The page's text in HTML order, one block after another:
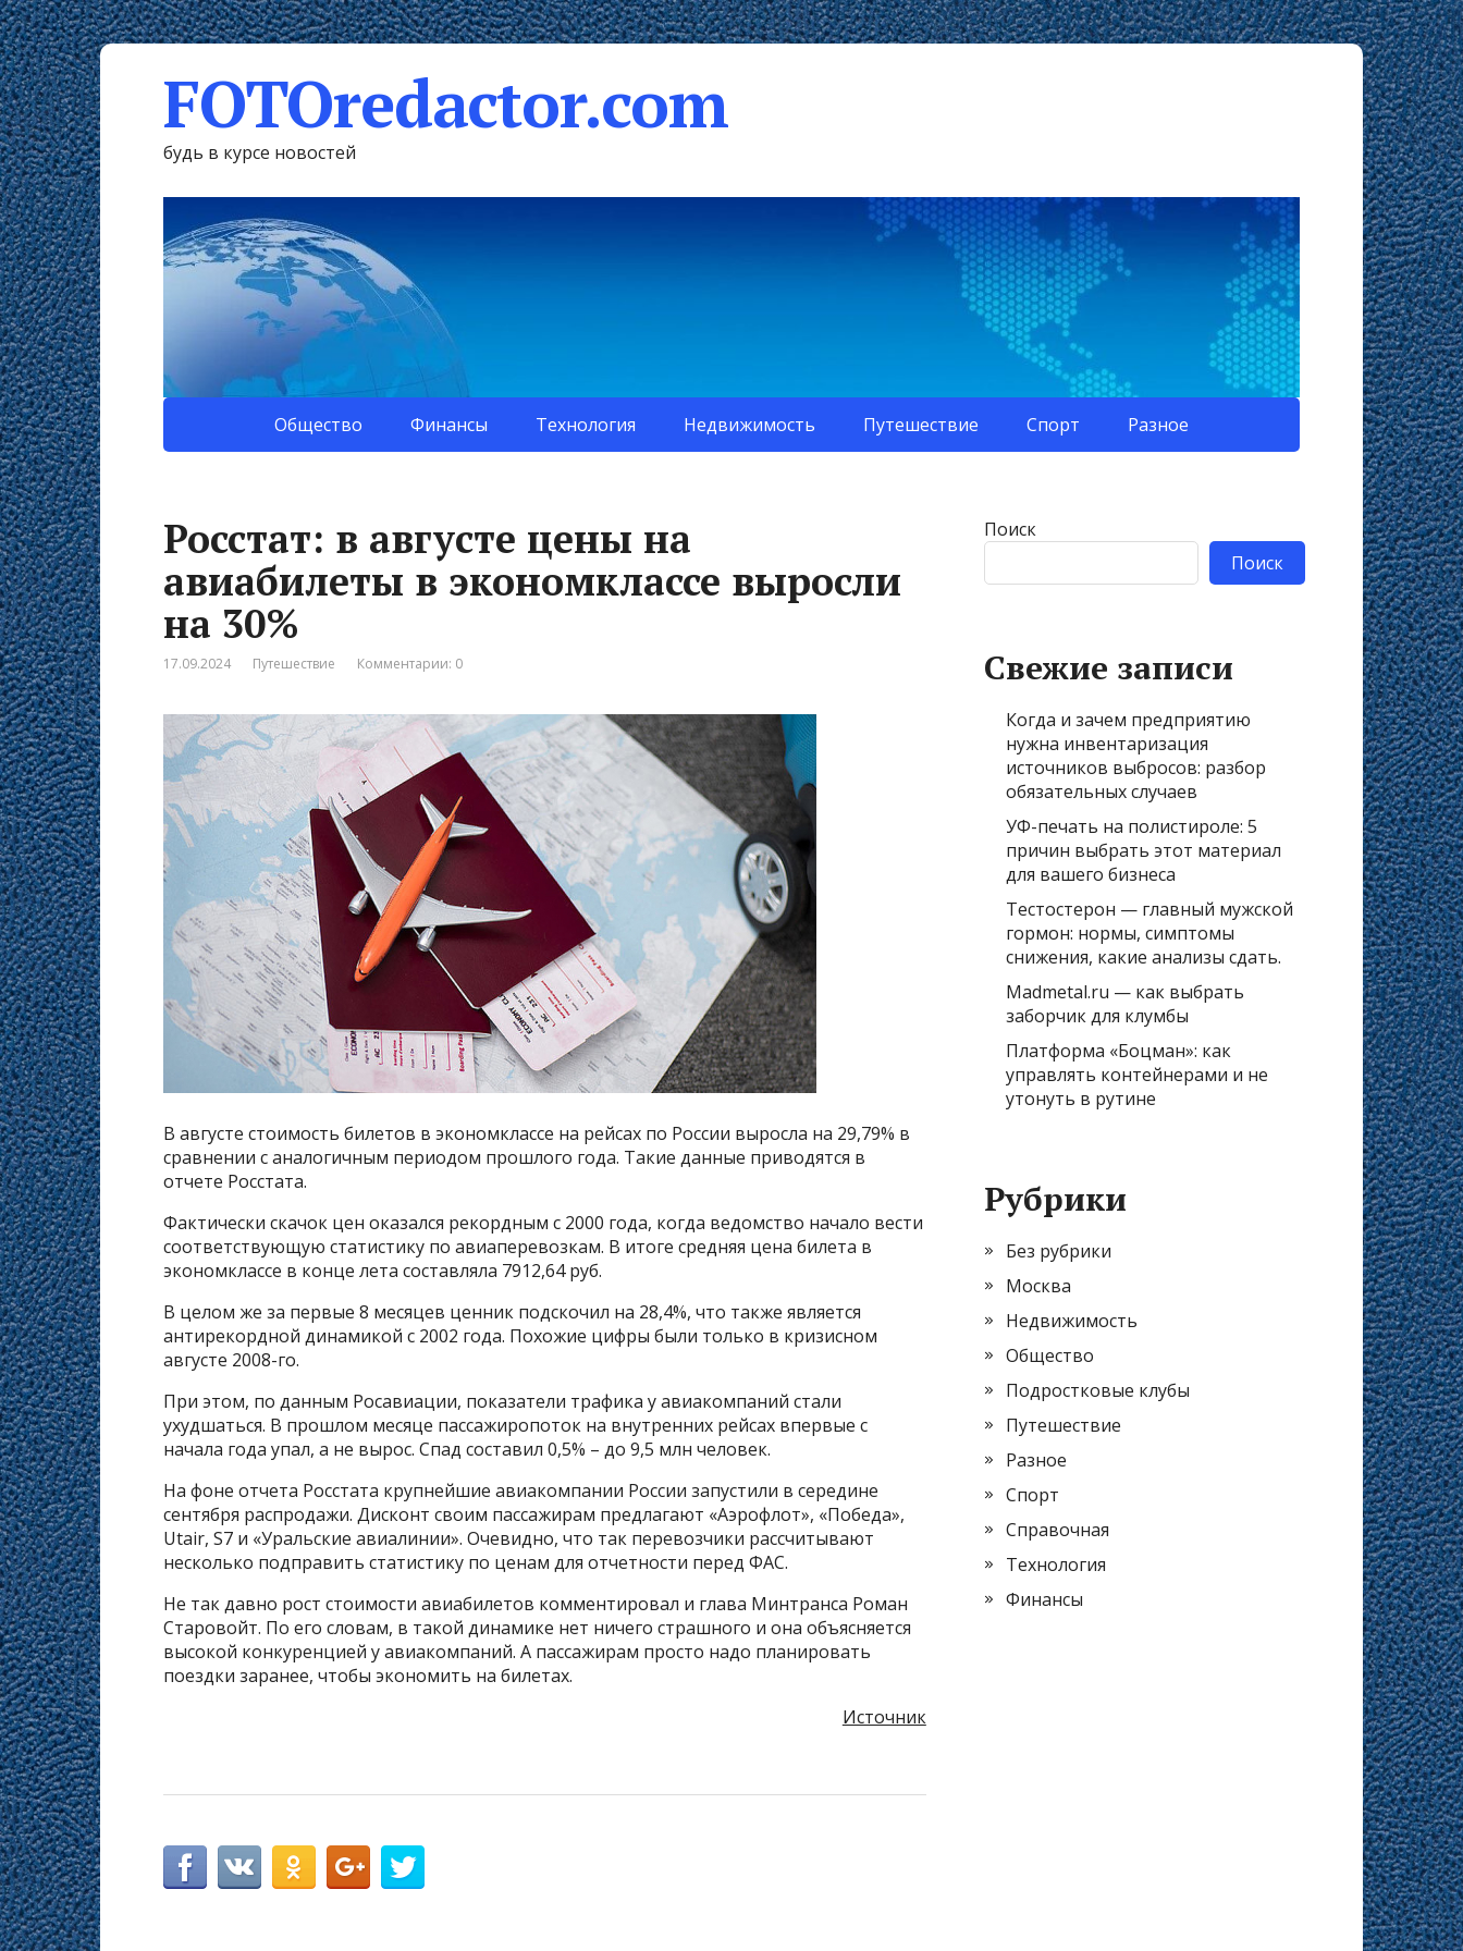
FOTOredactor.com
будь в курсе новостей
Общество Финансы Технология Недвижимость Путешествие Спорт Разное
Росстат: в августе цены на
авиабилеты в экономклассе выросли
на 30%
17.09.2024 Путешествие Комментарии: 0
В августе стоимость билетов в экономклассе на рейсах по России выросла на 29,79% в
сравнении с аналогичным периодом прошлого года. Такие данные приводятся в
отчете Росстата.
Фактически скачок цен оказался рекордным с 2000 года, когда ведомство начало вести
соответствующую статистику по авиаперевозкам. В итоге средняя цена билета в
экономклассе в конце лета составляла 7912,64 руб.
В целом же за первые 8 месяцев ценник подскочил на 28,4%, что также является
антирекордной динамикой с 2002 года. Похожие цифры были только в кризисном
августе 2008-го.
При этом, по данным Росавиации, показатели трафика у авиакомпаний стали
ухудшаться. В прошлом месяце пассажиропоток на внутренних рейсах впервые с
начала года упал, а не вырос. Спад составил 0,5% – до 9,5 млн человек.
На фоне отчета Росстата крупнейшие авиакомпании России запустили в середине
сентября распродажи. Дисконт своим пассажирам предлагают «Аэрофлот», «Победа»,
Utair, S7 и «Уральские авиалинии». Очевидно, что так перевозчики рассчитывают
несколько подправить статистику по ценам для отчетности перед ФАС.
Не так давно рост стоимости авиабилетов комментировал и глава Минтранса Роман
Старовойт. По его словам, в такой динамике нет ничего страшного и она объясняется
высокой конкуренцией у авиакомпаний. А пассажирам просто надо планировать
поездки заранее, чтобы экономить на билетах.
Источник
Поиск
Поиск
Свежие записи
Когда и зачем предприятию
нужна инвентаризация
источников выбросов: разбор
обязательных случаев
УФ-печать на полистироле: 5
причин выбрать этот материал
для вашего бизнеса
Тестостерон — главный мужской
гормон: нормы, симптомы
снижения, какие анализы сдать.
Madmetal.ru — как выбрать
заборчик для клумбы
Платформа «Боцман»: как
управлять контейнерами и не
утонуть в рутине
Рубрики
Без рубрики
Москва
Недвижимость
Общество
Подростковые клубы
Путешествие
Разное
Спорт
Справочная
Технология
Финансы